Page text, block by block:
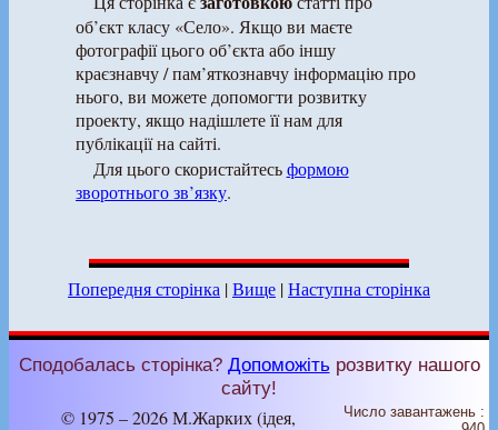
об’єкт класу «Село». Якщо ви маєте
фотографії цього об’єкта або іншу
краєзнавчу / пам’яткознавчу інформацію про
нього, ви можете допомогти розвитку
проекту, якщо надішлете її нам для
публікації на сайті.
Для цього скористайтесьформою
зворотнього зв’язку.
Попередня сторінка |Вище |Наступна сторінка
Сподобалась сторінка? Допоможітьрозвитку нашого
сайту!
© 1975 – 2026 М.Жарких (ідея,
Число завантажень :